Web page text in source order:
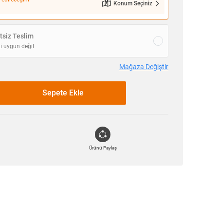
Konum Seçiniz
Teslim
uygun değil
Mağaza Değiştir
Sepete Ekle
Ürünü Paylaş